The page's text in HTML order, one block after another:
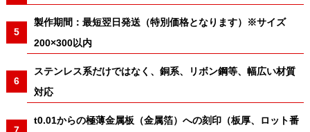
製作期間：最短翌日発送（特別価格となります）※サイズ
200×300以内
ステンレス系だけではなく、銅系、リボン鋼等、幅広い材質
対応
t0.01からの極薄金属板（金属箔）への刻印（板厚、ロット番